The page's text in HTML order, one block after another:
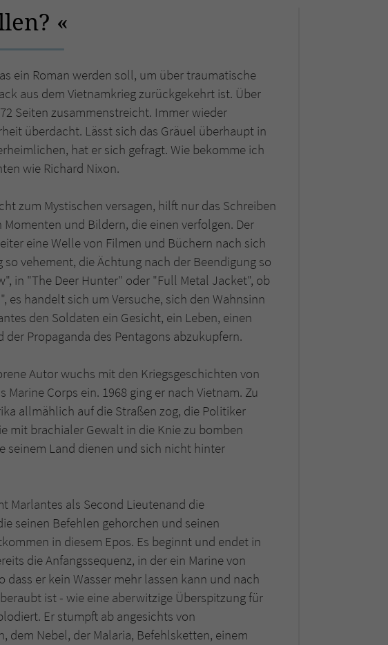
ein Roman werden soll, um über traumatische
aus dem Vietnamkrieg zurückgekehrt ist. Über
Seiten zusammenstreicht. Immer wieder
überdacht. Lässt sich das Gräuel überhaupt in
hat er sich gefragt. Wie bekomme ich
wie Richard Nixon.
zum Mystischen versagen, hilft nur das Schreiben
und Bildern, die einen verfolgen. Der
eine Welle von Filmen und Büchern nach sich
vehement, die Ächtung nach der Beendigung so
in "The Deer Hunter" oder "Full Metal Jacket", ob
es handelt sich um Versuche, sich den Wahnsinn
den Soldaten ein Gesicht, ein Leben, einen
Propaganda des Pentagons abzukupfern.
Autor wuchs mit den Kriegsgeschichten von
Corps ein. 1968 ging er nach Vietnam. Zu
allmählich auf die Straßen zog, die Politiker
mit brachialer Gewalt in die Knie zu bomben
seinem Land dienen und sich nicht hinter
Marlantes als Second Lieutenand die
seinen Befehlen gehorchen und seinen
in diesem Epos. Es beginnt und endet in
die Anfangssequenz, in der ein Marine von
er kein Wasser mehr lassen kann und nach
ist - wie eine aberwitzige Überspitzung für
Er stumpft ab angesichts von
dem Nebel, der Malaria, Befehlsketten, einem
1 Jahr
Cookie für Kommentare einzelner Buchtitel
fe_typo_user
Literatur-Couch Medien GmbH & Co. KG
Session
Dieses Cookie gewährleistet die Kommunikation der
Webseite mit dem Benutzer. Es wird benötigt um z. B.
den Sicherheitscode des Kontaktformulars zu
überprüfen.